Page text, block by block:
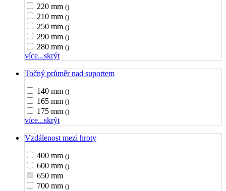
220 mm ()
210 mm ()
250 mm ()
290 mm ()
280 mm ()
více...skrýt
Točný průměr nad suportem
140 mm ()
165 mm ()
175 mm ()
více...skrýt
Vzdálenost mezi hroty
400 mm ()
600 mm ()
650 mm
700 mm ()